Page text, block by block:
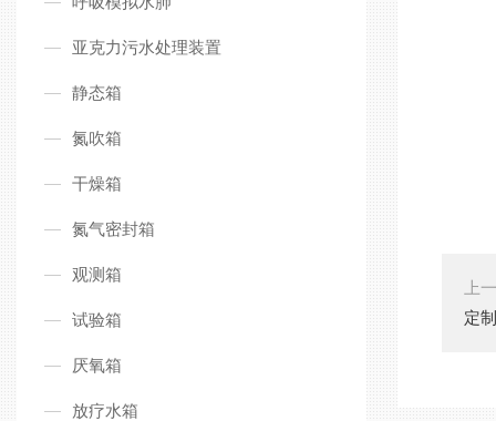
亚克力污水处理装置
静态箱
氮吹箱
干燥箱
氮气密封箱
观测箱
试验箱
厌氧箱
放疗水箱
上
定